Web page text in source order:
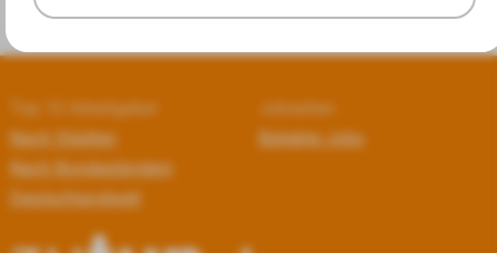
Top 10 Arbeitgeber
Nach Städten
Nach Bundesländern
Deutschlandweit
Jobseiten
Beliebte Jobs